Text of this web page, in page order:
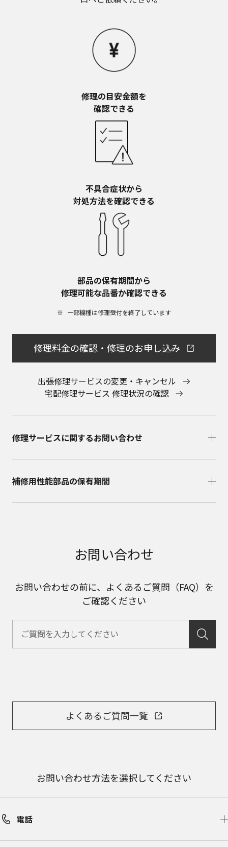
お近くの当社商品の取扱店、または当社サービス
本ウェブサイトのサービスに係わる損害の免責
本ウェブサイトのサービスの利用、または利用できな
かったことにより万一損害（データの破損・業務の中
断・営業情報の損失などによる損害を含む）が生じ、
たとえそのような損害の発生や第三者からの賠償請求
合でも、当社は一切責任を負いませんことをご了承く
本ウェブサイトのサービスの中止、変更など
本ウェブサイトのサービスは予告なく中止、または内
容や条件を変更する場合があります。あらかじめご了
の資料です。本ウェブサイトに公開されている取扱説
明書について、ご購入のお客様以外からのお問い合わ
修理の目安金額を​
確認できる
不具合症状から​
対処方法を確認できる
部品の保有期間から​
修理可能な品番か確認できる
一部機種は修理受付を終了しています​
修理料金の確認・修理のお申し込み
出張修理サービスの変更・キャンセル
宅配修理サービス 修理状況の確認
修理サービスに関するお問い合わせ​
補修用性能部品の保有期間​
お問い合わせ
お問い合わせの前に、よくあるご質問（FAQ）を
ご確認ください
よくあるご質問一覧
お問い合わせ方法を選択してください
電話